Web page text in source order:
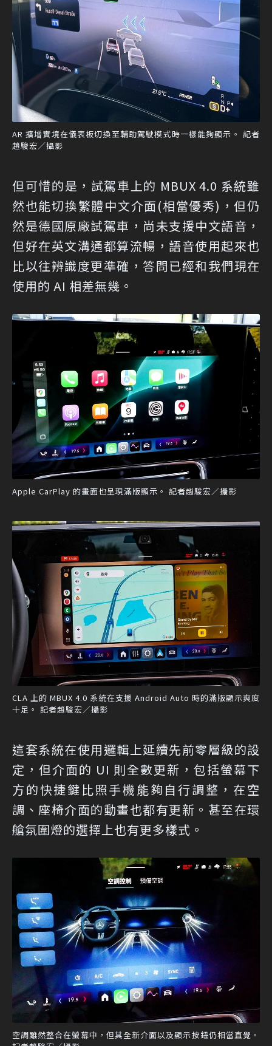
AR 擴增實境在儀表板切換至輔助駕駛模式時一樣能夠顯示。 記者
趙駿宏／攝影
但可惜的是，試駕車上的 MBUX 4.0 系統雖
然也能切換繁體中文介面(相當優秀)，但仍
然是德國原廠試駕車，尚未支援中文語音，
但好在英文溝通都算流暢，語音使用起來也
比以往辨識度更準確，答問已經和我們現在
使用的 AI 相差無幾。
Apple CarPlay 的畫面也呈現滿版顯示。 記者趙駿宏／攝影
CLA 上的 MBUX 4.0 系統在支援 Android Auto 時的滿版顯示爽度
十足。 記者趙駿宏／攝影
這套系統在使用邏輯上延續先前零層級的設
定，但介面的 UI 則全數更新，包括螢幕下
方的快捷鍵比照手機能夠自行調整，在空
調、座椅介面的動畫也都有更新。甚至在環
艙氛圍燈的選擇上也有更多樣式。
空調雖然整合在螢幕中，但其全新介面以及顯示按鈕仍相當直覺。